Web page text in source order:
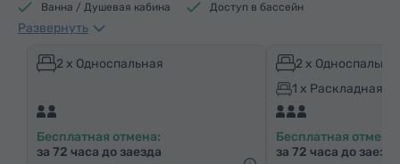
Ванна / Душевая кабина Доступ в бассейн
Доступ в фитнес центр
Минибар Средства гигиены Полотенца
Отопление
Шкаф/Гардероб Стул
Сейф Телефон Услуга «звонок-будильник»
Развернуть
2 x Односпальная
Бесплатная отмена:
за 72 часа до заезда
2 x
1 x Раскладная
Бесплатная отмена:
за 72 часа до заезда